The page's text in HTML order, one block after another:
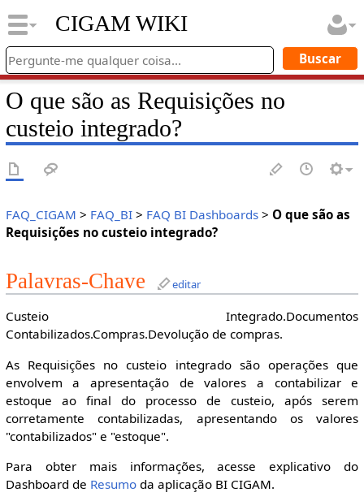
CIGAM WIKI
O que são as Requisições no
custeio integrado?
FAQ_CIGAM > FAQ_BI> FAQ BI Dashboards> O que são as
Requisições no custeio integrado?
Palavras-Chave editar
Custeio Integrado.Documentos
Contabilizados.Compras.Devolução de compras.
As Requisições no custeio integrado são operações que
envolvem a apresentação de valores a contabilizar e
estoque ao final do processo de custeio, após serem
corretamente contabilizadas, apresentando os valores
"contabilizados" e "estoque".
Para obter mais informações, acesse explicativo do
Dashboard de Resumoda aplicação BI CIGAM.